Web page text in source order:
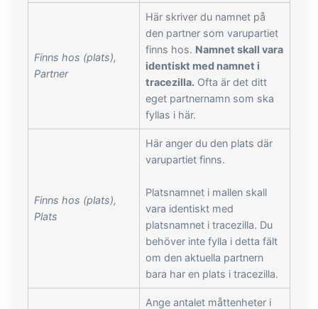
Finns hos (plats),
Partner
Här skriver du namnet på
den partner som varupartiet
finns hos. Namnet skall vara
identiskt med namnet i
tracezilla. Ofta är det ditt
eget partnernamn som ska
fyllas i här.
Finns hos (plats),
Plats
Här anger du den plats där
varupartiet finns.
Platsnamnet i mallen skall
vara identiskt med
platsnamnet i tracezilla. Du
behöver inte fylla i detta fält
om den aktuella partnern
bara har en plats i tracezilla.
Ange antalet måttenheter i